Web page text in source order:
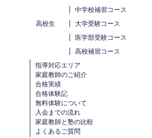
中学校補習コース
高校生
大学受験コース
医学部受験コース
高校補習コース
指導対応エリア
家庭教師のご紹介
合格実績
合格体験記
無料体験について
入会までの流れ
家庭教師と塾の比較
よくあるご質問